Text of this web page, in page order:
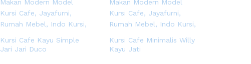
Kursi Cafe Kayu Simple
Jari Jari Duco
Kursi Cafe Minimalis Willy
Kayu Jati